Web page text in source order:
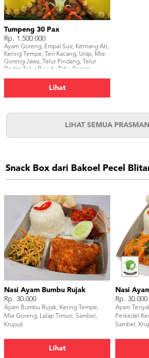
Tumpeng 30 Pax
Rp. 1.500.000
Ayam Goreng, Empal Suir, Kentang Ati,
Kering Tempe, Teri Kacang, Urap, Mie
Goreng Jawa, Telur Pindang, Telur
Dadar, Telur Puyuh, Tahu Bacem,
Lihat
LIHAT SEMUA
Snack Box dari Bakoel Pecel
Nasi Ayam Bumbu Rujak
Rp. 30.000
Ayam Bumbu Rujak, Kering Tempe,
Mie Goreng, Lalap Timun, Sambel,
Krupuk
Lihat
Nasi
Rp. 30.000
Ayam
Perkedel
Sambel,